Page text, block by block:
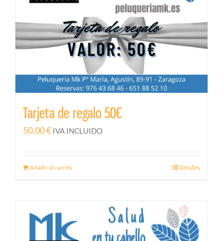
Tarjeta de regalo 50€
50,00€ IVA INCLUIDO
Añadir al carrito Detalles